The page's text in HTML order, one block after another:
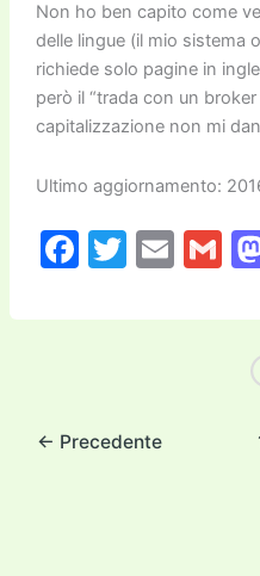
Non ho ben capito come
delle lingue (il mio sistema
richiede solo pagine in
però il “trada con un
capitalizzazione non mi
Ultimo aggiornamento:
F
c
o
T
itt
E
ai
G
ai
← Precedente